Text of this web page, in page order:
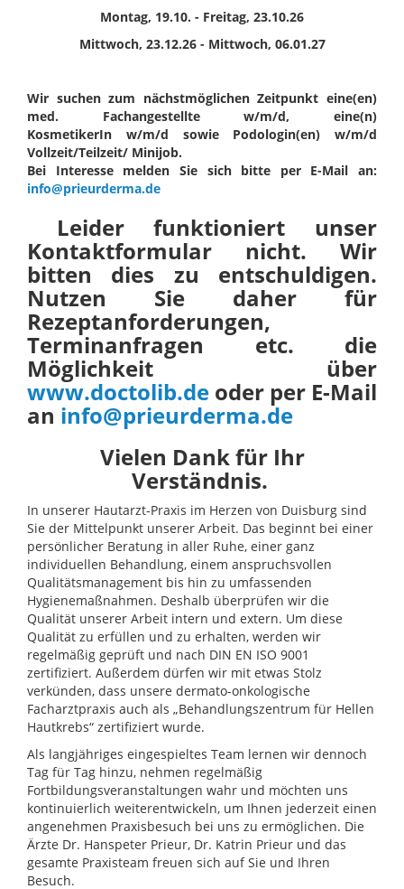
Montag, 19.10. - Freitag, 23.10.26
Mittwoch, 23.12.26 - Mittwoch, 06.01.27
Wir suchen zum nächstmöglichen Zeitpunkt eine(en)
med. Fachangestellte w/m/d, eine(n)
KosmetikerIn w/m/d sowie Podologin(en) w/m/d
Vollzeit/Teilzeit/ Minijob.
Bei Interesse melden Sie sich bitte per E-Mail an:
info@prieurderma.de
Leider funktioniert unser
Kontaktformular nicht. Wir
bitten dies zu entschuldigen.
Nutzen Sie daher für
Rezeptanforderungen,
Terminanfragen etc. die
Möglichkeit über
www.doctolib.de oder per E-Mail
an info@prieurderma.de
Vielen Dank für Ihr
Verständnis.
In unserer Hautarzt-Praxis im Herzen von Duisburg sind
Sie der Mittelpunkt unserer Arbeit. Das beginnt bei einer
persönlicher Beratung in aller Ruhe, einer ganz
individuellen Behandlung, einem anspruchsvollen
Qualitätsmanagement bis hin zu umfassenden
Hygienemaßnahmen. Deshalb überprüfen wir die
Qualität unserer Arbeit intern und extern. Um diese
Qualität zu erfüllen und zu erhalten, werden wir
regelmäßig geprüft und nach DIN EN ISO 9001
zertifiziert. Außerdem dürfen wir mit etwas Stolz
verkünden, dass unsere dermato-onkologische
Facharztpraxis auch als „Behandlungszentrum für Hellen
Hautkrebs“ zertifiziert wurde.
Als langjähriges eingespieltes Team lernen wir dennoch
Tag für Tag hinzu, nehmen regelmäßig
Fortbildungsveranstaltungen wahr und möchten uns
kontinuierlich weiterentwickeln, um Ihnen jederzeit einen
angenehmen Praxisbesuch bei uns zu ermöglichen. Die
Ärzte Dr. Hanspeter Prieur, Dr. Katrin Prieur und das
gesamte Praxisteam freuen sich auf Sie und Ihren
Besuch.